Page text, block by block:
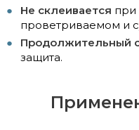
Не склеивается при
проветриваемом и
Продолжительный
защита.